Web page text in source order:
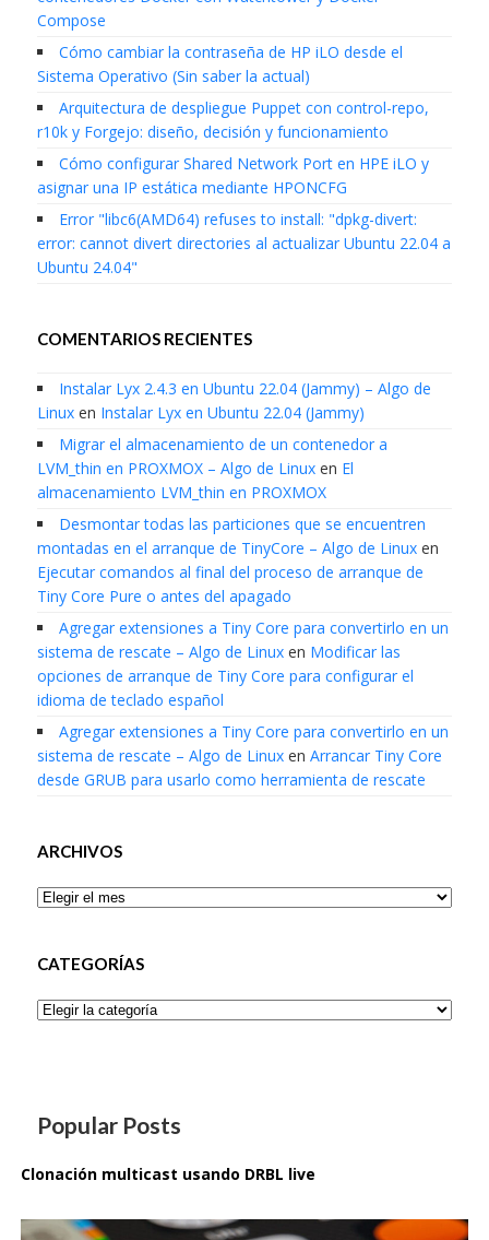
Compose
Cómo cambiar la contraseña de HP iLO desde el
Sistema Operativo (Sin saber la actual)
Arquitectura de despliegue Puppet con control-repo,
r10k y Forgejo: diseño, decisión y funcionamiento
Cómo configurar Shared Network Port en HPE iLO y
asignar una IP estática mediante HPONCFG
Error "libc6(AMD64) refuses to install: "dpkg-divert:
error: cannot divert directories al actualizar Ubuntu 22.04 a
Ubuntu 24.04"
COMENTARIOS RECIENTES
Instalar Lyx 2.4.3 en Ubuntu 22.04 (Jammy) – Algo de
Linuxen Instalar Lyx en Ubuntu 22.04 (Jammy)
Migrar el almacenamiento de un contenedor a
LVM_thin en PROXMOX – Algo de Linuxen El
almacenamiento LVM_thin en PROXMOX
Desmontar todas las particiones que se encuentren
montadas en el arranque de TinyCore – Algo de Linuxen
Ejecutar comandos al final del proceso de arranque de
Tiny Core Pure o antes del apagado
Agregar extensiones a Tiny Core para convertirlo en un
sistema de rescate – Algo de Linuxen Modificar las
opciones de arranque de Tiny Core para configurar el
idioma de teclado español
Agregar extensiones a Tiny Core para convertirlo en un
sistema de rescate – Algo de Linuxen Arrancar Tiny Core
desde GRUB para usarlo como herramienta de rescate
ARCHIVOS
Archivos
CATEGORÍAS
Categorías
Popular Posts
Clonación multicast usando DRBL live